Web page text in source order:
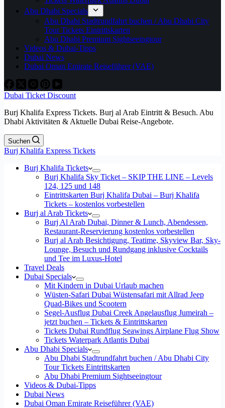
Abu Dhabi Specials
Abu Dhabi Stadtrundfahrt buchen / Abu Dhabi City
Tour Tickets Eintrittskarten
Abu Dhabi Premium Sightseeingtour
Videos & Dubai-Tipps
Dubai News
Dubai Oman Emirate Reiseführer (VAE)
Dubai Ticket Discount
Burj Khalifa Express Tickets. Burj al Arab Eintritt & Besuch. Abu
Dhabi Aktivitäten & Aktuelle Dubai Reise-Angebote.
Suchen
Burj Khalifa Express Tickets
Burj Khalifa Tickets
Burj Khalifa Sky Ticket – SKIP THE LINE – Levels
124, 125 und 148
Eintrittskarten Burj Khalifa Dubai – Burj Khalifa
Tickets – kostenlos vorbestellen
Burj al Arab Tickets
Burj Al Arab Dubai, Dinner & Lunch, Abendessen,
Restaurant-Reservierung kostenlos vorbestellen
Burj al Arab Besichtigung, Teatime, Skyview Bar, Sky-
Lounge, Besuch und Rundgang inklusive Cocktails
und Tee im Luxus-Hotel
Travel Deals
Dubai Specials
Mit Kindern in Dubai Urlaub machen
Wüsten-Safari Dubai Wüstensafari mit Allrad Jeep
Quad-Bikes und Scootern
Segel-Ausflug Dubai Creek Angelausflug Jumeirah –
jetzt buchen – Tickets & Eintrittskarten
Tickets Dubai Rundflug Seawings Airplane Flug Show
Tickets Waterpark Atlantis Dubai
Abu Dhabi Specials
Abu Dhabi Stadtrundfahrt buchen / Abu Dhabi City
Tour Tickets Eintrittskarten
Abu Dhabi Premium Sightseeingtour
Videos & Dubai-Tipps
Dubai News
Dubai Oman Emirate Reiseführer (VAE)